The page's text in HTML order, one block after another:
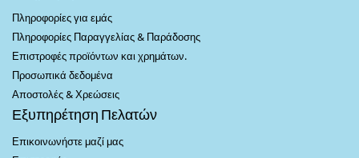
Πληροφορίες για εμάς
Πληροφορίες Παραγγελίας & Παράδοσης
Επιστροφές προϊόντων και χρημάτων.
Προσωπικά δεδομένα
Αποστολές & Χρεώσεις
Εξυπηρέτηση Πελατών
Επικοινωνήστε μαζί μας